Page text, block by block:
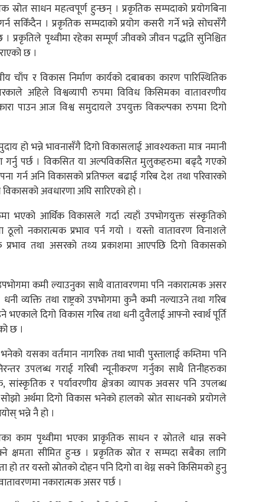
स्रोत साधन महत्वपूर्ण हुन्छन् । प्रकृतिक सम्पदाको प्रयोगबिना
सकिँदैन । प्रकृतिक सम्पदाको प्रयोग कसरी गर्ने भन्ने सोचसँगै
। प्रकृतिले पृथ्वीमा रहेका सम्पूर्ण जीवको जीवन पद्धति सुनिश्चित
छ ।
चाँप र विकास निर्माण कार्यको दबाबका कारण पारिस्थितिक
अहिले विश्वव्यापी रुपमा विविध किसिमका वातावरणीय
पाउन आज विश्व समुदायले उपयुक्त विकल्पका रुपमा दिगो
हो भन्ने भावनासँगै दिगो विकासलाई आवश्यकता मात्र नमानी
गर्नु पर्छ । विकसित या अल्पविकसित मुलुकहरुमा बढ्दै गएको
गर्न अनि विकासको प्रतिफल बढाई गरिब देश तथा परिवारको
अवधारणा अघि सारिएको हो ।
भएको आर्थिक विकासले गर्दा त्यहाँ उपभोगयुक्त संस्कृतिको
नकारात्मक प्रभाव पर्न गयो । यस्तो वातावरण विनाशले
प्रभाव तथा असरको तथ्य प्रकाशमा आएपछि दिगो विकासको
कमी ल्याउनुका साथै वातावरणमा पनि नकारात्मक असर
व्यक्ति तथा राष्ट्रको उपभोगमा कुनै कमी नल्याउने तथा गरिब
भएकाले दिगो विकास गरिब तथा धनी दुवैलाई आफ्नो स्वार्थ पूर्ति
छ ।
यसका वर्तमान नागरिक तथा भावी पुस्तालाई कम्तिमा पनि
उपलब्ध गराई गरिबी न्यूनीकरण गर्नुका साथै तिनीहरुका
सांस्कृतिक र पर्यावरणीय क्षेत्रका व्यापक अवसर पनि उपलब्ध
सोझो अर्थमा दिगो विकास भनेको हालको स्रोत साधनको प्रयोगले
भन्ने नै हो ।
काम पृथ्वीमा भएका प्राकृतिक साधन र स्रोतले धान्न सक्ने
क्षमता सीमित हुन्छ । प्रकृतिक स्रोत र सम्पदा सबैका लागि
तर यस्तो स्रोतको दोहन पनि दिगो वा थेग्न सक्ने किसिमको हुनु
नकारात्मक असर पर्छ ।